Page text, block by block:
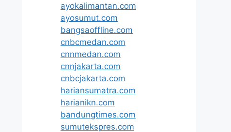
ayokalimantan.com
ayosumut.com
bangsaoffline.com
cnbcmedan.com
cnnmedan.com
cnnjakarta.com
cnbcjakarta.com
hariansumatra.com
harianikn.com
bandungtimes.com
sumutekspres.com